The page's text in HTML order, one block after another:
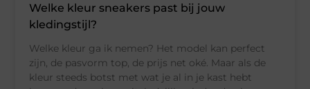
Welke kleur sneakers past bij jouw
kledingstijl?
Welke kleur ga ik nemen? Het model kan perfect
zijn, de pasvorm top, de prijs net oké. Maar als de
kleur steeds botst met wat je al in je kast hebt